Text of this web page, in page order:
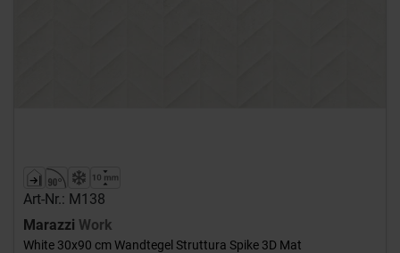
Art-Nr.: M138
Marazzi Work
White 30x90 cm Wandtegel Struttura Spike 3D Mat